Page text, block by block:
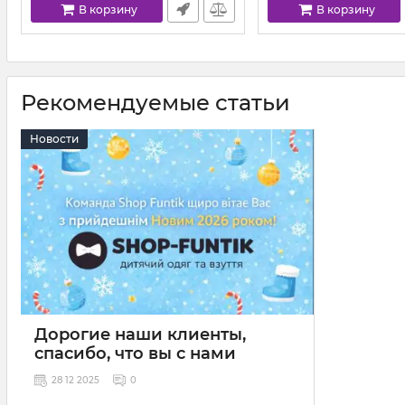
В корзину В корзину
Рекомендуемые статьи
Новости
Дорогие наши клиенты,
спасибо, что вы с нами
28 12 2025 0